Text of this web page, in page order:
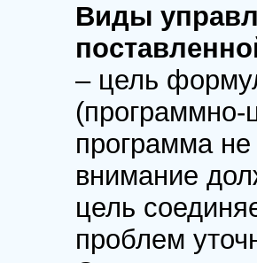
Виды
– цель
(программно-
программа
внимание
цель
проблем